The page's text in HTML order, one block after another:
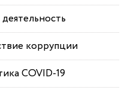
коррупции
COVID-19